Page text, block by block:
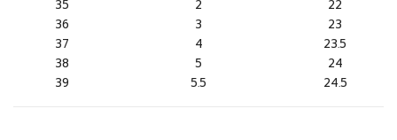
35
2
22
36
3
23
37
4
23.5
38
5
24
39
5.5 24.5